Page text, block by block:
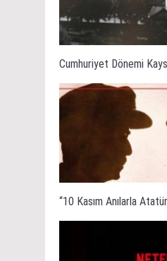
Cumhuriyet Dönemi
“10 Kasım Anılarla